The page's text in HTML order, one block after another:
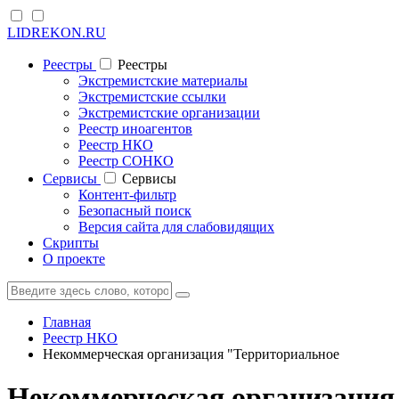
LIDREKON.RU
Реестры
Реестры
Экстремистские материалы
Экстремистские ссылки
Экстремистские организации
Реестр иноагентов
Реестр НКО
Реестр СОНКО
Cервисы
Cервисы
Контент-фильтр
Безопасный поиск
Версия сайта для слабовидящих
Скрипты
О проекте
Главная
Реестр НКО
Некоммерческая организация "Территориальное